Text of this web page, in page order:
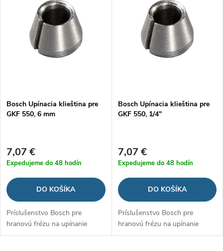
p
o
d
u
k
Abecedne
p
r
o
d
u
k
Bosch Upínacia klieština pre
GKF 550, 6 mm
7,07 €
Expedujeme do 48 hodín
DO KOŠÍKA
Príslušenstvo Bosch pre
hranovú frézu na upínanie
Bosch Upínacia klieština pre
GKF 550, 1/4"
7,07 €
Expedujeme do 48 hodín
DO KOŠÍKA
Príslušenstvo Bosch pre
hranovú frézu na upínanie